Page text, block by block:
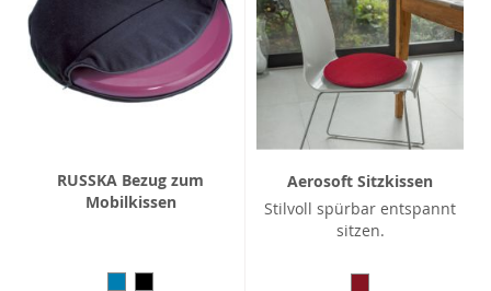
RUSSKA Bezug zum
Mobilkissen
Aerosoft Sitzkissen
Stilvoll spürbar entspannt
sitzen.